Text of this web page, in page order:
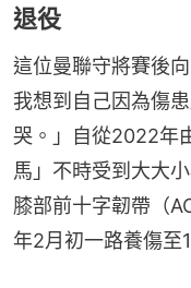
退役
這位曼聯守將賽後
我想到自己因為傷
哭。」自從2022年
馬」不時受到大大
膝部前十字韌帶（
年2月初一路養傷至